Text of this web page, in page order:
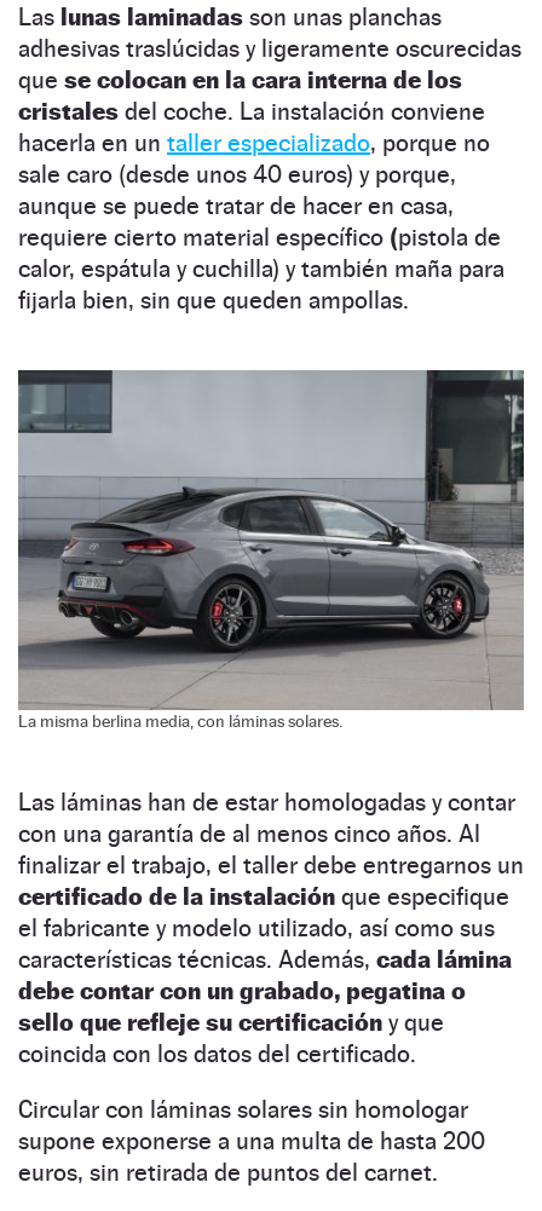
Las lunas laminadas son unas planchas
adhesivas traslúcidas y ligeramente oscurecidas
que se colocan en la cara interna de los
cristales del coche. La instalación conviene
hacerla en un taller especializado, porque no
sale caro (desde unos 40 euros) y porque,
aunque se puede tratar de hacer en casa,
requiere cierto material específico (pistola de
calor, espátula y cuchilla) y también maña para
fijarla bien, sin que queden ampollas.
La misma berlina media, con láminas solares.
Las láminas han de estar homologadas y contar
con una garantía de al menos cinco años. Al
finalizar el trabajo, el taller debe entregarnos un
certificado de la instalación que especifique
el fabricante y modelo utilizado, así como sus
características técnicas. Además, cada lámina
debe contar con un grabado, pegatina o
sello que refleje su certificación y que
coincida con los datos del certificado.
Circular con láminas solares sin homologar
supone exponerse a una multa de hasta 200
euros, sin retirada de puntos del carnet.